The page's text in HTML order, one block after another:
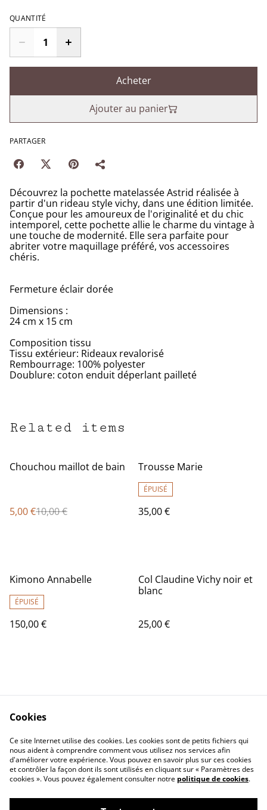
QUANTITÉ
Acheter
Ajouter au panier
PARTAGER
Découvrez la pochette matelassée Astrid réalisée à
partir d'un rideau style vichy, dans une édition limitée.
Conçue pour les amoureux de l'originalité et du chic
intemporel, cette pochette allie le charme du vintage à
une touche de modernité. Elle sera parfaite pour
abriter votre maquillage préféré, vos accessoires
chéris.
Fermeture éclair dorée
Dimensions :
24 cm x 15 cm
Composition tissu
Tissu extérieur: Rideaux revalorisé
Rembourrage: 100% polyester
Doublure: coton enduit déperlant pailleté
Related items
%
Chouchou maillot de bain
5,00 €10,00 €
Trousse Marie
ÉPUISÉ
35,00 €
Kimono Annabelle
ÉPUISÉ
150,00 €
Col Claudine Vichy noir et
blanc
25,00 €
Contact Us
Legal Terms
Privacy Policy
Cookie Policy
Cookies
Ce site Internet utilise des cookies. Les cookies sont de petits fichiers qui
nous aident à comprendre comment vous utilisez nos services afin
d'améliorer votre expérience. Vous pouvez en savoir plus sur ces cookies
et contrôler la façon dont ils sont utilisés en cliquant sur « Paramètres des
cookies ». Vous pouvez également consulter notre politique de cookies.